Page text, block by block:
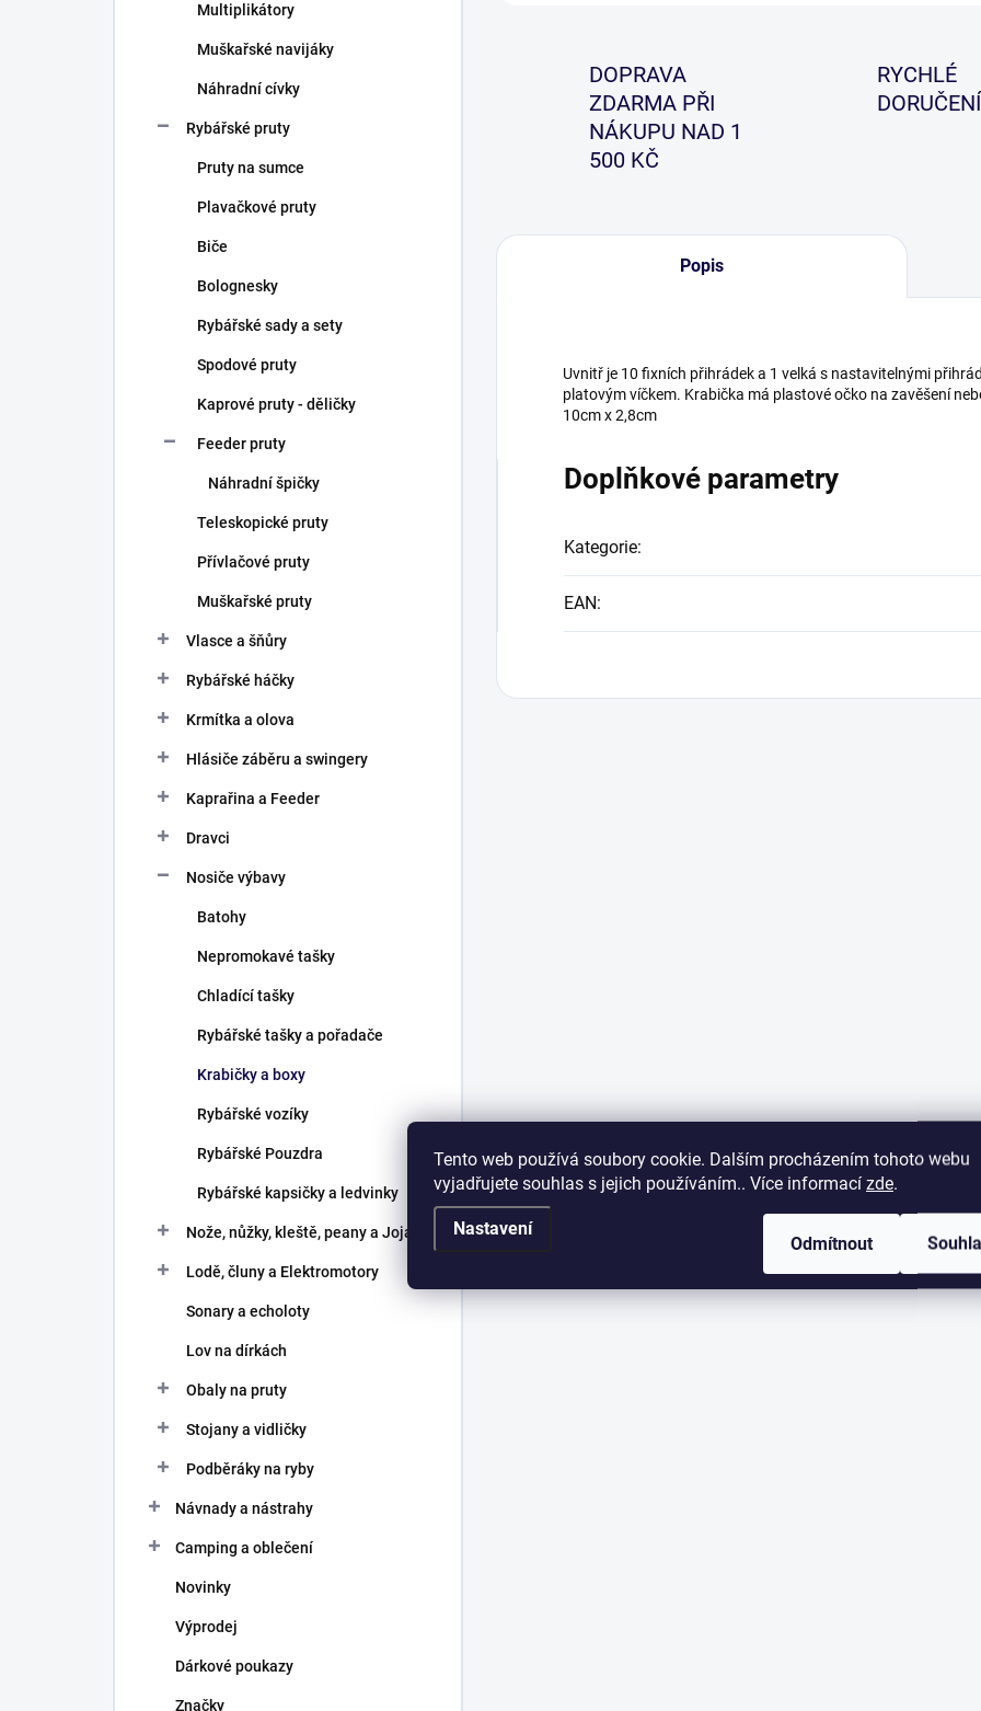
Tento web používá soubory cookie. Dalším procházením tohoto webu
vyjadřujete souhlas s jejich používáním.. Více informací zde.
Nastavení
Odmítnout
Multiplikátory
Muškařské navijáky
Náhradní cívky
Rybářské pruty
Pruty na sumce
Plavačkové pruty
Biče
Bolognesky
Rybářské sady a sety
Spodové pruty
Kaprové pruty - děličky
Feeder pruty
Náhradní špičky
Teleskopické pruty
Přívlačové pruty
Muškařské pruty
Vlasce a šňůry
Rybářské háčky
Krmítka a olova
Hlásiče záběru a swingery
Kaprařina a Feeder
Dravci
Nosiče výbavy
Batohy
Nepromokavé tašky
Chladící tašky
Rybářské tašky a pořadače
Krabičky a boxy
Rybářské vozíky
Rybářské Pouzdra
Rybářské kapsičky a ledvinky
Nože, nůžky, kleště, peany a Joja
Lodě, čluny a Elektromotory
Sonary a echoloty
Lov na dírkách
Obaly na pruty
Stojany a vidličky
Podběráky na ryby
Návnady a nástrahy
Camping a oblečení
Novinky
Výprodej
Dárkové poukazy
Značky
DOPRAVA
ZDARMA PŘI
NÁKUPU NAD 1
500 KČ
RYCHLÉ
DORUČENÍ
Popis
Uvnitř je 10 fixních přihrádek a 1 velká s nastavitelnými
platovým víčkem. Krabička má plastové očko na zavěšení
10cm x 2,8cm
Doplňkové parametry
Kategorie:
EAN: